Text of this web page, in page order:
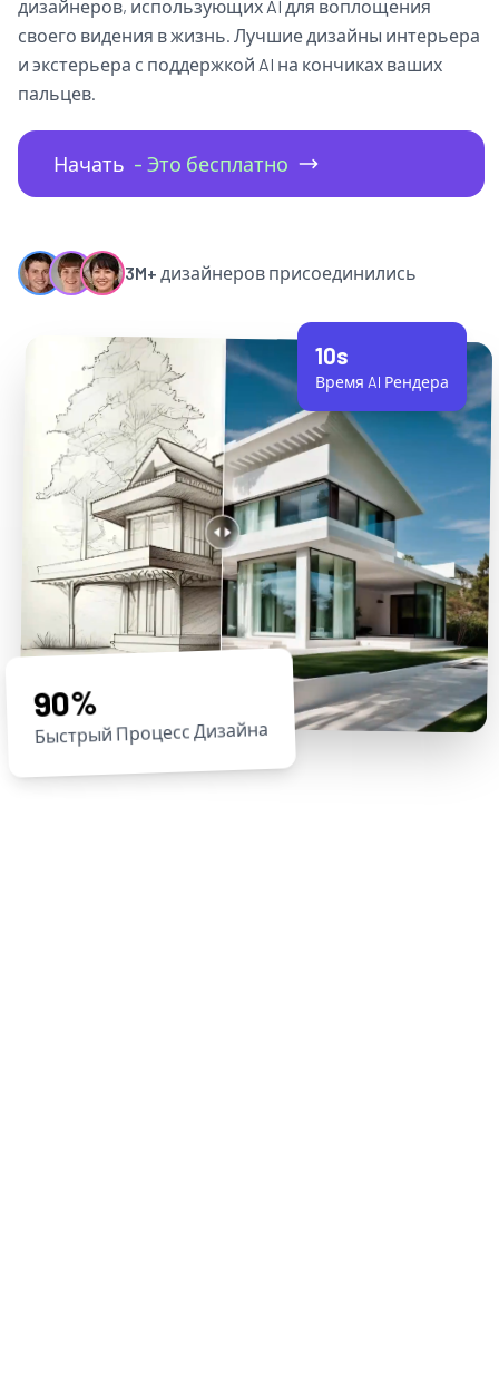
дизайнеров, использующих AI для воплощения
своего видения в жизнь. Лучшие дизайны интерьера
и экстерьера с поддержкой AI на кончиках ваших
пальцев.
Начать - Это бесплатно
3M+ дизайнеров присоединились
90%
Быстрый Процесс Дизайна
10s
Время AI Рендера